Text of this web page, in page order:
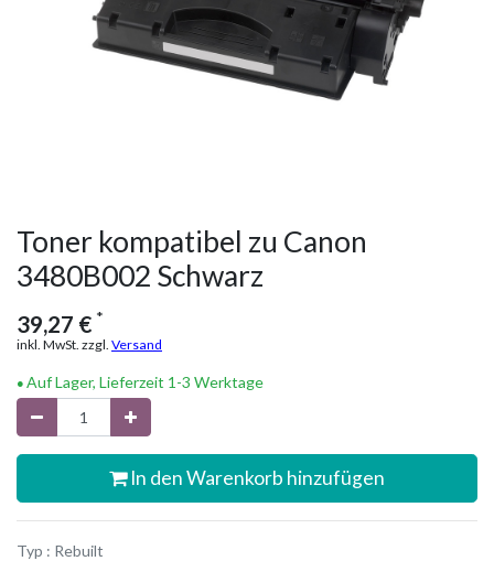
Toner kompatibel zu Canon
3480B002 Schwarz
39,27 € *
inkl. MwSt. zzgl. Versand
Auf Lager, Lieferzeit 1-3 Werktage
In den Warenkorb hinzufügen
Typ : Rebuilt